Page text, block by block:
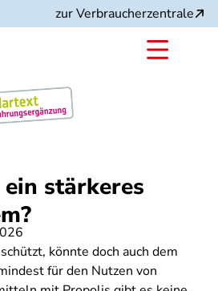
zur Verbraucherzentrale
stärkeres
könnte doch auch dem
für den Nutzen von